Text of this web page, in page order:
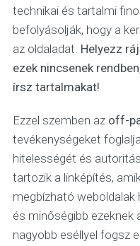
technikai és tartalmi
befolyásolják, hogy a
az oldaladat. Helyezz
ezek nincsenek
írsz tartalmakat!
Ezzel szemben az off-
tevékenységeket
hitelességét és
tartozik a linképítés,
megbízható weboldalak
és minőségibb ezeknek
nagyobb eséllyel fogsz